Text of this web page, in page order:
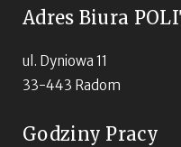
Adres Biura
ul. Dyniowa 11
33-443 Radom
Godziny Pracy